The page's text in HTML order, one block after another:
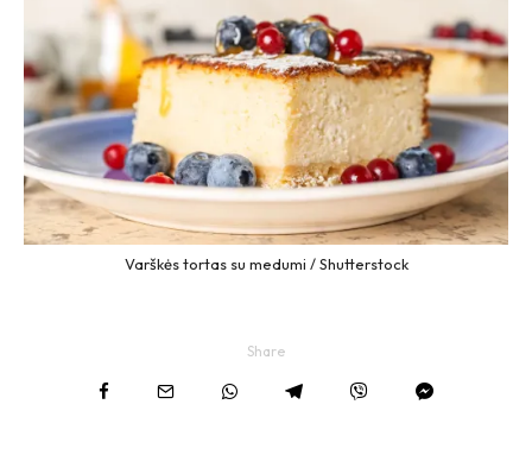
Varškės tortas su medumi / Shutterstock
Share